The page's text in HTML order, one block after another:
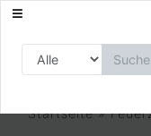
Startseite»